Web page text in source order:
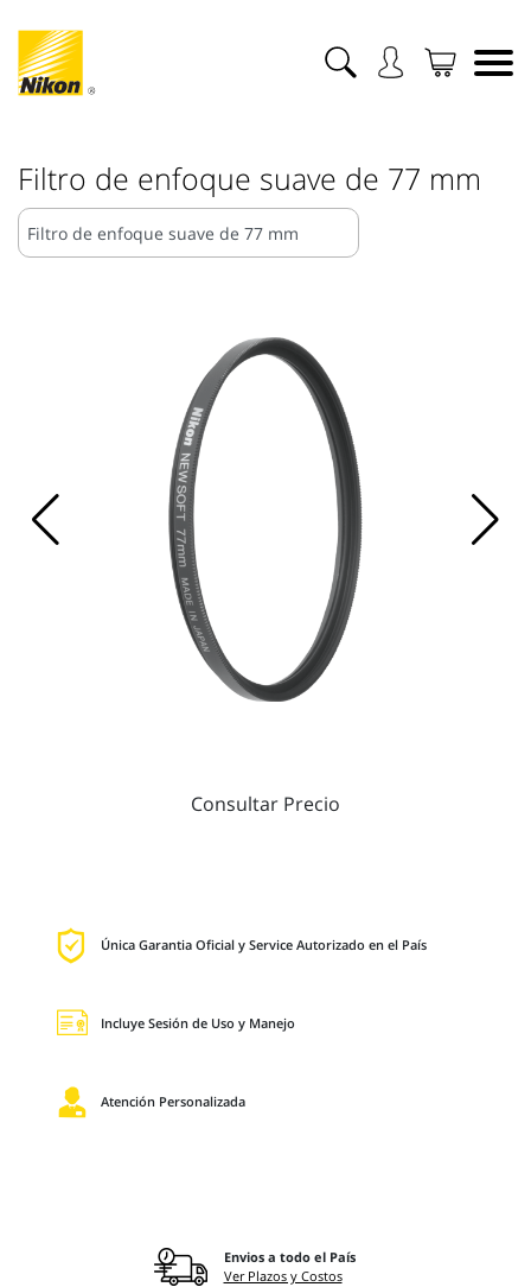
Filtro de enfoque suave de 77 mm
Consultar Precio
Única Garantia Oficial y Service Autorizado en el País
Incluye Sesión de Uso y Manejo
Atención Personalizada
Envios a todo el País
Ver Plazos y Costos